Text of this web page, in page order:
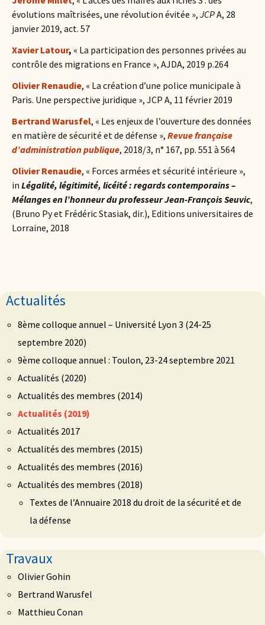
évolutions maîtrisées, une révolution évitée », JCPA, 28
janvier 2019, act. 57
Xavier Latour, « La participation des personnes privées au
contrôle des migrations en France », AJDA, 2019 p.264
Olivier Renaudie, « La création d’une police municipale à
Paris. Une perspective juridique », JCP A, 11 février 2019
Bertrand Warusfel, « Les enjeux de l’ouverture des données
en matière de sécurité et de défense », Revue française
d’administration publique, 2018/3, n° 167, pp. 551 à 564
Olivier Renaudie, « Forces armées et sécurité intérieure »,
in Légalité, légitimité, licéité : regards contemporains –
Mélanges en l’honneur du professeur Jean-François Seuvic,
(Bruno Py et Frédéric Stasiak, dir.), Editions universitaires de
Lorraine, 2018
Actualités
8ème colloque annuel – Université Lyon 3 (24-25
septembre 2020)
9ème colloque annuel : Toulon, 23-24 septembre 2021
Actualités (2020)
Actualités des membres (2014)
Actualités (2019)
Actualités 2017
Actualités des membres (2015)
Actualités des membres (2016)
Actualités des membres (2018)
Textes de l’Annuaire 2018 du droit de la sécurité et de
la défense
Travaux
Olivier Gohin
Bertrand Warusfel
Matthieu Conan